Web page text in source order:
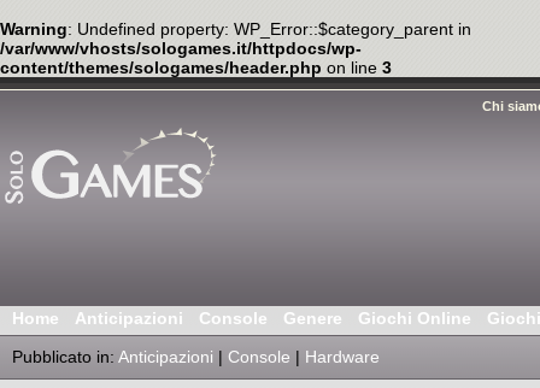
Warning: Undefined property: WP_Error::$category_parent in
/var/www/vhosts/sologames.it/httpdocs/wp-
content/themes/sologames/header.php on line 3
Chi
Home Anticipazioni Console Genere Giochi Online
Pubblicato in: Anticipazioni | Console | Hardware